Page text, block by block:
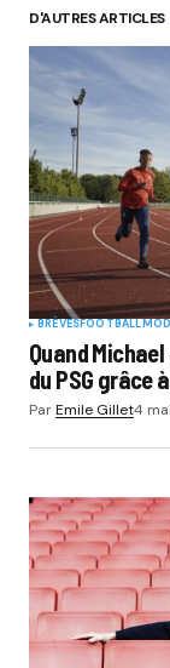
D'AUTRES ARTICLES
BRÈVESFOOTBALL
Quand
du PSG grâce
ParEmile Gillet4